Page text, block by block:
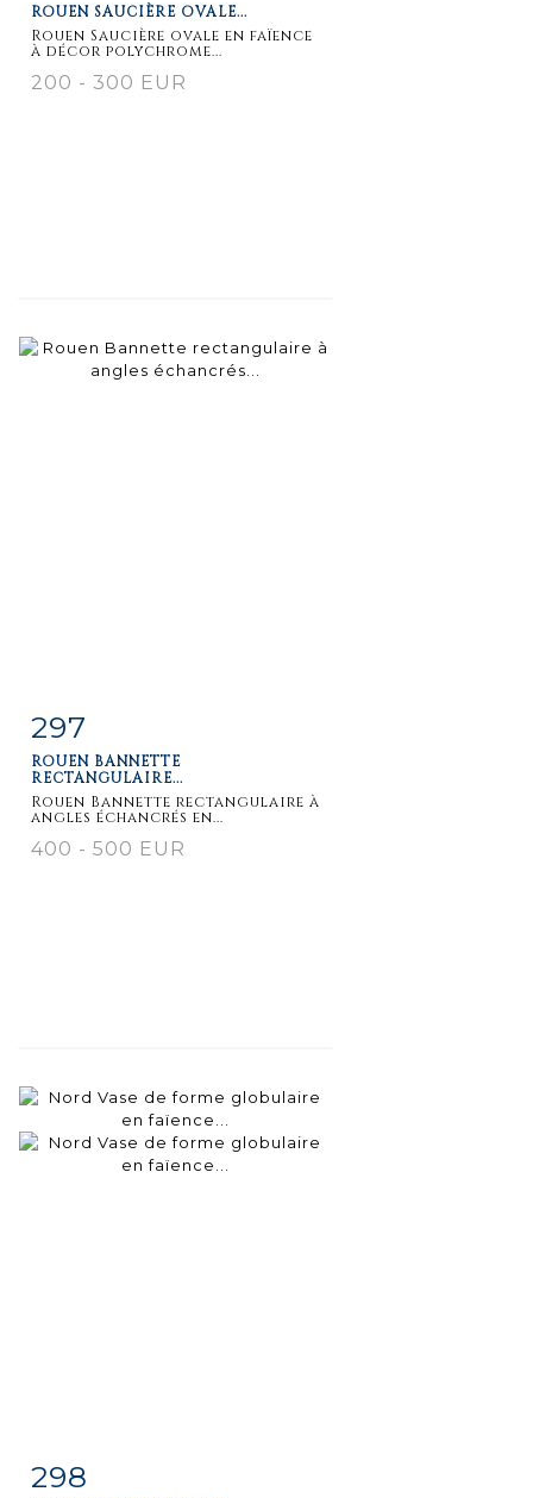
ROUEN SAUCIÈRE OVALE...
Rouen Saucière ovale en faïence
à décor polychrome...
200 - 300 EUR
Item detail
297
ROUEN BANNETTE
RECTANGULAIRE...
Rouen Bannette rectangulaire à
angles échancrés en...
400 - 500 EUR
Item detail
298